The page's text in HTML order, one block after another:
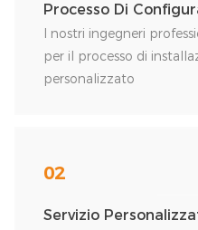
Processo Di
I nostri ingegneri
per il processo di
personalizzato
02
Servizio